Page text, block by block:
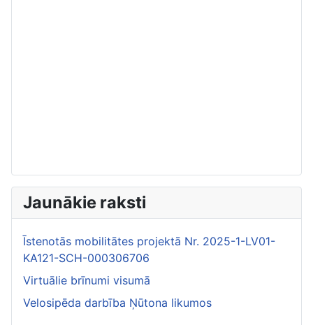
Jaunākie raksti
Īstenotās mobilitātes projektā Nr. 2025-1-LV01-
KA121-SCH-000306706
Virtuālie brīnumi visumā
Velosipēda darbība Ņūtona likumos